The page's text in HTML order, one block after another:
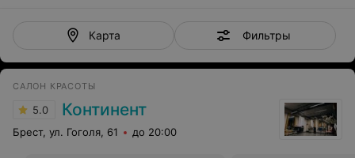
Карта Фильтры
САЛОН КРАСОТЫ
5.0 Континент
Брест, ул. Гоголя, 61 до 20:00